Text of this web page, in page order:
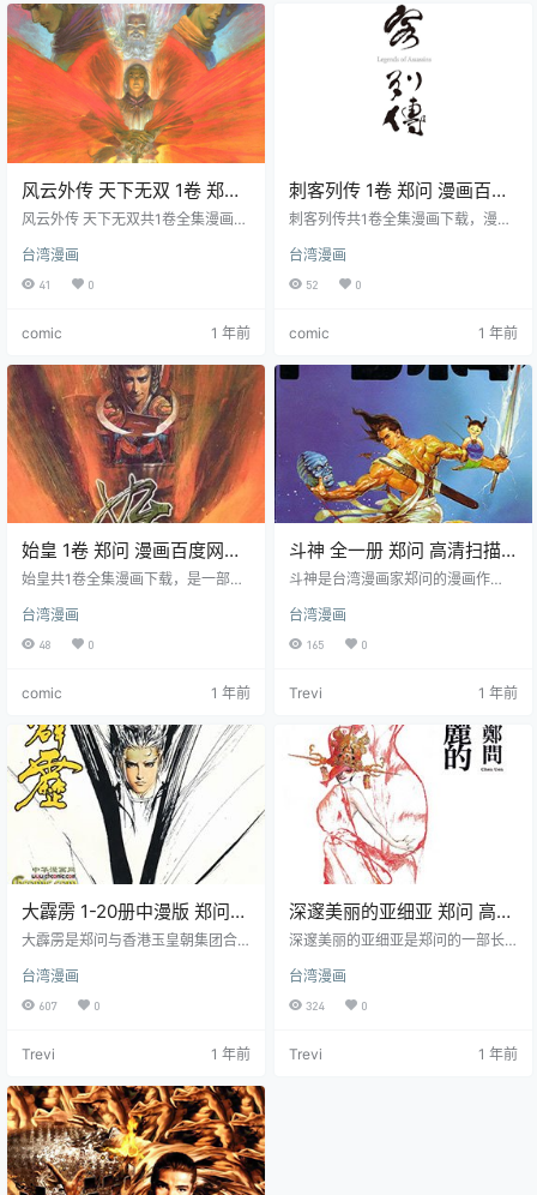
者在轻松阅读中了解、体悟高僧的
精神及理念。例如，讲述了玄奘大
师不畏艰险、长途跋涉到印度取
经，为佛教传播和中印文化交流做
出不朽贡献…
风云外传 天下无双 1卷 郑问
漫画百度网盘下载
风云外传 天下无双共1卷全集漫画下
各大门派重整，武林格局洗牌。风
云隐退，第二代崛起。漫画聚焦剑
圣龙儿领悟剑二十三，续写武林辉
台湾漫画
41 0
comic 1 年前
刺客列传 1卷 郑问 漫画百度
网盘下载
刺客列传共1卷全集漫画下载，漫画
列传》，集合曹沫等五位刺客史
诗。郑问以漫画演绎，展现 “易水送
别” 等场面，凸显刺客精神与孤勇。
台湾漫画
52 0
comic 1 年前
始皇 1卷 郑问 漫画百度网盘
下载
始皇共1卷全集漫画下载，是一部讲
漫画，描绘了他从少年时期即位到
建立秦朝的过程，深入探讨了他的
台湾漫画
48 0
comic 1 年前
斗神 全一册 郑问 高清扫描
漫画下载
斗神是台湾漫画家郑问的漫画作
上连载，全一册漫画下载。该作品
以中国古代神话为背景，讲述了一
量的争夺战中。
台湾漫画
165 0
Trevi 1 年前
大霹雳 1-20册中漫版 郑问
漫画全集下载
大霹雳是郑问与香港玉皇朝集团合
戏系列故事为题材，以港式漫画流
程制作，试图同时进军香港和夺取
载。
台湾漫画
607 0
Trevi 1 年前
深邃美丽的亚细亚 郑问 高清
版1-5卷漫画下载
深邃美丽的亚细亚是郑问的一部长
是郑问进军日本市场的心血之作，
讲述了一个充满了奇人异事和妖怪
深邃的亚细亚。
台湾漫画
324 0
Trevi 1 年前